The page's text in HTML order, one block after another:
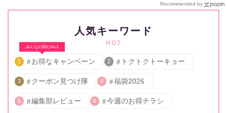
Recommended by
人気キーワード
HOT
みんなの関心No.1
1 お得なキャンペーン 2 トクトクトーキョー
3 クーポン見つけ隊 4 福袋2026
5 編集部レビュー 6 今週のお得チラシ